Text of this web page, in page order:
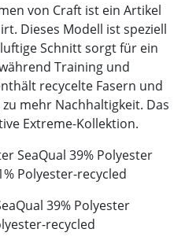
von Craft ist ein Artikel
Dieses Modell ist speziell
Schnitt sorgt für ein
Training und
recycelte Fasern und
mehr Nachhaltigkeit. Das
Extreme-Kollektion.
SeaQual 39% Polyester
Polyester-recycled
39% Polyester
recycled